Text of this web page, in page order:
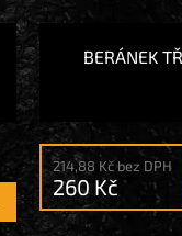
BERÁNEK
214,88 Kč bez DPH
260 Kč